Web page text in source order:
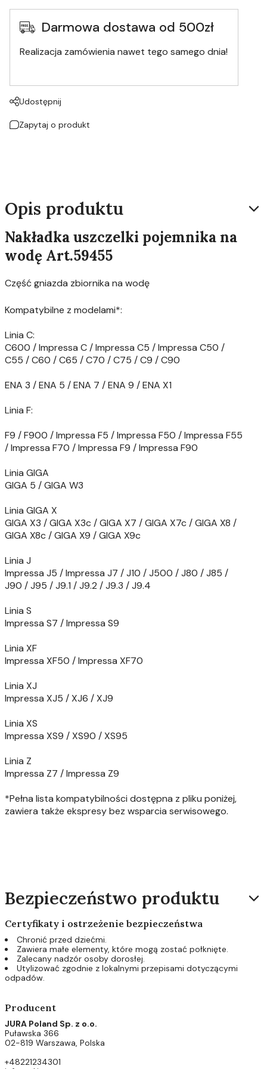
Darmowa dostawa od 500zł
Realizacja zamówienia nawet tego samego dnia!
Udostępnij
Zapytaj o produkt
Opis produktu
Nakładka uszczelki pojemnika na
wodę Art.59455
Część gniazda zbiornika na wodę
Kompatybilne z modelami*:
Linia C:
C600 / Impressa C / Impressa C5 / Impressa C50 /
C55 / C60 / C65 / C70 / C75 / C9 / C90
ENA 3 / ENA 5 / ENA 7 / ENA 9 / ENA X1
Linia F:
F9 / F900 / Impressa F5 / Impressa F50 / Impressa F55
/ Impressa F70 / Impressa F9 / Impressa F90
Linia GIGA
GIGA 5 / GIGA W3
Linia GIGA X
GIGA X3 / GIGA X3c / GIGA X7 / GIGA X7c / GIGA X8 /
GIGA X8c / GIGA X9 / GIGA X9c
Linia J
Impressa J5 / Impressa J7 / J10 / J500 / J80 / J85 /
J90 / J95 / J9.1 / J9.2 / J9.3 / J9.4
Linia S
Impressa S7 / Impressa S9
Linia XF
Impressa XF50 / Impressa XF70
Linia XJ
Impressa XJ5 / XJ6 / XJ9
Linia XS
Impressa XS9 / XS90 / XS95
Linia Z
Impressa Z7 / Impressa Z9
*Pełna lista kompatybilności dostępna z pliku poniżej,
zawiera także ekspresy bez wsparcia serwisowego.
Bezpieczeństwo produktu
Certyfikaty i ostrzeżenie bezpieczeństwa
Chronić przed dziećmi.
Zawiera małe elementy, które mogą zostać połknięte.
Zalecany nadzór osoby dorosłej.
Utylizować zgodnie z lokalnymi przepisami dotyczącymi
odpadów.
Producent
JURA Poland Sp. z o.o.
Puławska 366
02-819 Warszawa, Polska
+48221234301